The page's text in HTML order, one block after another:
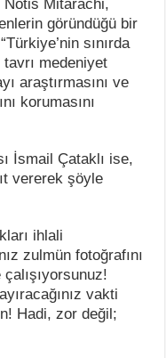
Notis Mitarachi,
göründüğü bir
sınırda
tavrı medeniyet
araştırmasını ve
korumasını
İsmail Çataklı ise,
vererek şöyle
ihlali
zulmün fotoğrafını
vakti
Hadi, zor değil;